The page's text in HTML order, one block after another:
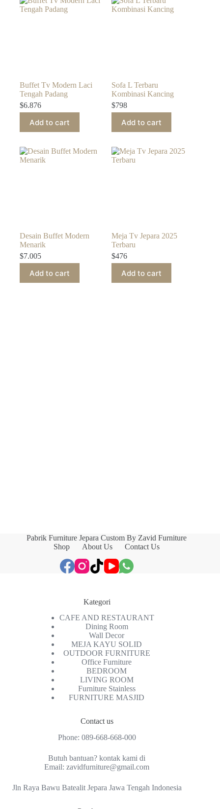
Buffet Tv Modern Laci
Tengah Padang
$6.876
Add to cart
Sofa L Terbaru
Kombinasi Kancing
$798
Add to cart
Desain Buffet Modern
Menarik
$7.005
Add to cart
Meja Tv Jepara 2025
Terbaru
$476
Add to cart
Pabrik Furniture Jepara Custom By Zavid Furniture
Shop
About Us Contact Us
Kategori
CAFE AND RESTAURANT
Dining Room
Wall Decor
MEJA KAYU SOLID
OUTDOOR FURNITURE
Office Furniture
BEDROOM
LIVING ROOM
Furniture Stainless
FURNITURE MASJID
Contact us
Phone: 089-668-668-000
Butuh bantuan? kontak kami di
Email:zavidfurniture@gmail.com
Jln Raya Bawu Batealit Jepara Jawa Tengah Indonesia